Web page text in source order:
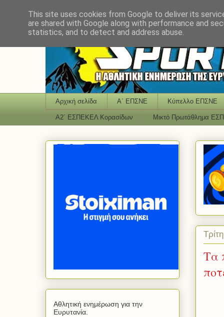
Αρχική σελίδα Α΄ ΕΠΣΝΕ Κύπελλο ΕΠΣΝΕ
Α2΄ ΕΣΠΕΚΕΛ Κορασίδων Μικτό Πρωτάθλημα
Τα
Αθλητική ενημέρωση για την
Ευρυτανία.
This site uses cookies from Google to deliver its
are shared with Google along with performance and
statistics, and to detect and address abuse.